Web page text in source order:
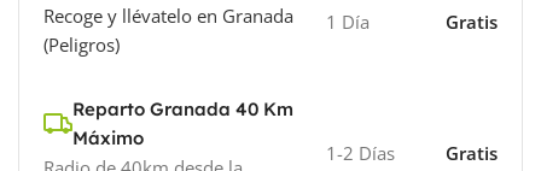
Recoge y llévatelo en Granada
(Peligros)
1 Día Gratis
Reparto Granada 40 Km
Máximo
1-2 Días Gratis